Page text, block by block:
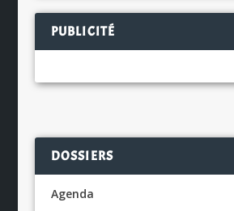
PUBLICITÉ
DOSSIERS
Agenda